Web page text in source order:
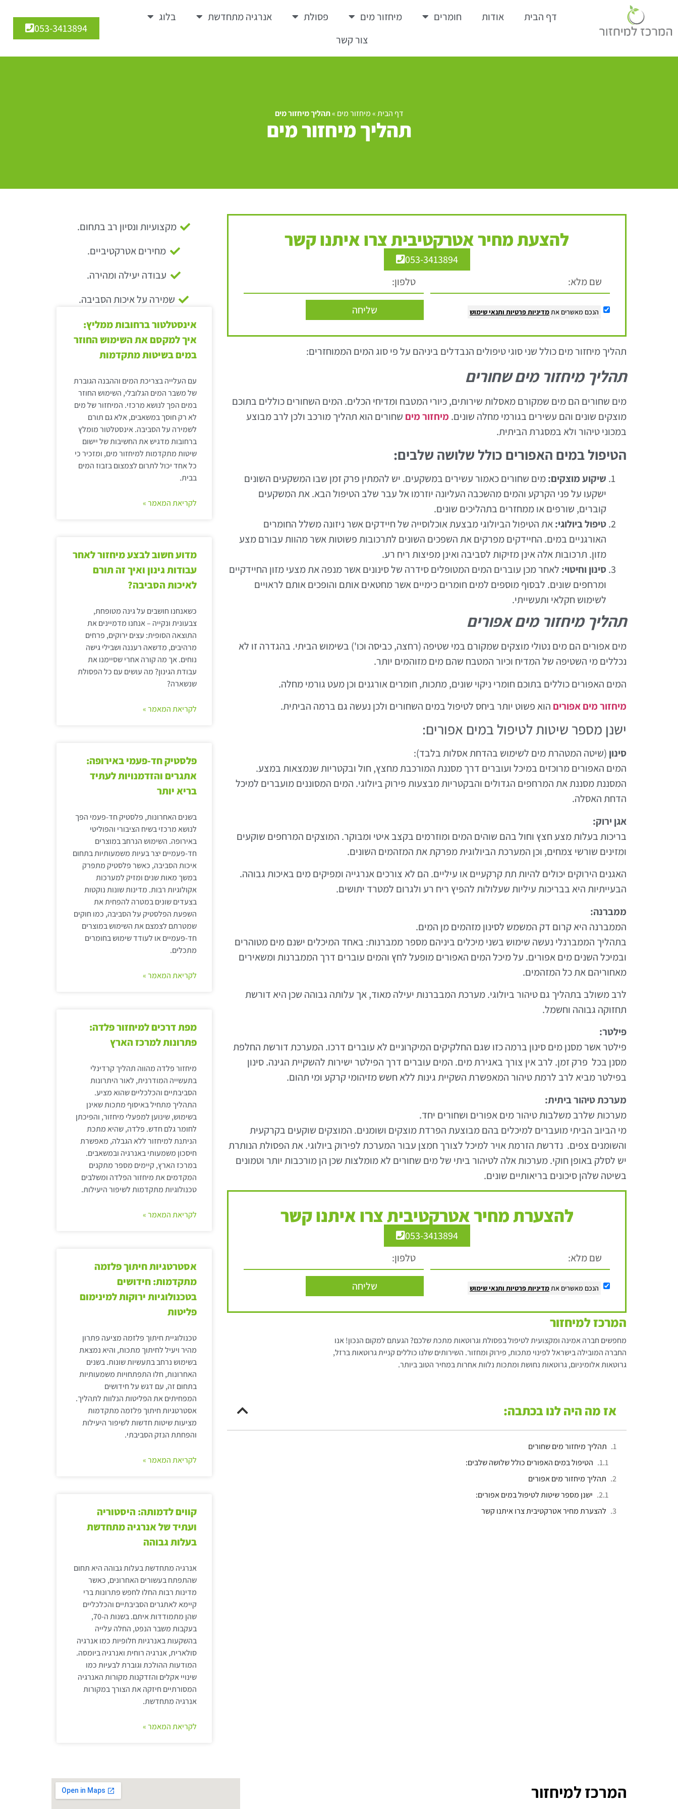
דף הבית אודות חומרים מיחזור מים פסולת אנרגיה מתחדשת
בלוג
צור קשר
053-3413894
דף הבית»מיחזור מים »תהליך מיחזור מים
תהליך מיחזור מים
להצעת מחיר אטרקטיבית צרו איתנו קשר
053-3413894
הנכם מאשרים אתמדיניות פרטיות ותנאי שימוש שליחה
תהליך מיחזור מים כולל שני סוגי טיפולים הנבדלים ביניהם על פי סוג המים הממוחזרים:
תהליך מיחזור מים שחורים
מים שחורים הם מים שמקורם מאסלות שירותים, כיורי המטבח ומדיחי הכלים. המים השחורים כוללים בתוכם
מוצקים שונים והם עשירים בגורמי מחלה שונים. מיחזור מים שחורים הוא תהליך מורכב ולכן לרב מבוצע
במכוני טיהור ולא במסגרת הביתית.
הטיפול במים האפורים כולל שלושה שלבים:
שיקוע מוצקים:מים שחורים כאמור עשירים במשקעים. יש להמתין פרק זמן שבו המשקעים השונים
ישקעו על פני הקרקע והמים מהשכבה העליונה יוזרמו אל עבר שלב הטיפול הבא. את המשקעים
קוברים, שורפים או ממחזרים בתהליכים שונים.
טיפול ביולוגי:את הטיפול הביולוגי מבצעת אוכלוסייה של חיידקים אשר ניזונה משלל החומרים
האורגניים במים. החיידקים מפרקים את השפכים השונים לתרכובות פשוטות אשר מהוות עבורם מצע
מזון. תרכובות אלה אינן מזיקות לסביבה ואינן מפיצות ריח רע.
סינון וחיטוי: לאחר מכן עוברים המים המטופלים סידרה של סינונים אשר מנפה את מצעי מזון החיידקיים
ומרחפים שונים. לבסוף מוספים למים חומרים כימיים אשר מחטאים אותם והופכים אותם לראויים
לשימוש חקלאי ותעשייתי.
תהליך מיחזור מים אפורים
מים אפורים הם מים נטולי מוצקים שמקורם במי שטיפה (רחצה, כביסה וכו') בשימוש הביתי. בהגדרה זו לא
נכללים מי השטיפה של המדיח וכיור המטבח שהם מים מזוהמים יותר.
המים האפורים כוללים בתוכם חומרי ניקוי שונים, מתכות, חומרים אורגנים וכן מעט גורמי מחלה.
מיחזור מים אפורים הוא פשוט יותר ביחס לטיפול במים השחורים ולכן נעשה גם ברמה הביתית.
ישנן מספר שיטות לטיפול במים אפורים:
סינון (שיטה המטהרת מים לשימוש בהדחת אסלות בלבד):
המים האפורים מרוכזים במיכל ועוברים דרך מסננת המורכבת מחצץ, חול ובקטריות שנמצאות במצע.
המסננת מסננת את המרחפים הגדולים והבקטריות מבצעות פירוק ביולוגי. המים המסוננים מועברים למיכל
הדחת האסלה.
אגן ירוק:
בריכות בעלות מצע חצץ וחול בהם שוהים המים ומוזרמים בקצב איטי ומבוקר. המוצקים המרחפים שוקעים
ומזינים שורשי צמחים, וכן המערכת הביולוגית מפרקת את המזהמים השונים.
האגנים הירוקים יכולים להיות תת קרקעיים או עיליים. הם לא צורכים אנרגייה ומפיקים מים באיכות גבוהה.
הבעייתיות היא בבריכות עיליות שעלולות להפיץ ריח רע ולגרום למטרד יתושים.
ממברנה:
הממברנה היא קרום דק המשמש לסינון מזהמים מן המים.
בתהליך הממברנלי נעשה שימוש בשני מיכלים ביניהם מספר ממברנות: באחד המיכלים ישנם מים מטוהרים
ובמיכל השנים מים אפורים. על מיכל המים האפורים מופעל לחץ והמים עוברים דרך הממברנות ומשאירים
מאחוריהם את כל המזהמים.
לרב משולב בתהליך גם טיהור ביולוגי. מערכת המבברנות יעילה מאוד, אך עלותה גבוהה שכן היא דורשת
תחזוקה גבוהה וחשמל.
פילטר:
פילטר אשר מסנן מים סינון ברמה כזו שגם החלקיקים המיקרוניים לא עוברים דרכו. המערכת דורשת החלפת
מסנן בכל פרק זמן. לרב אין צורך באגירת מים. המים עוברים דרך הפילטר ישירות להשקיית הגינה. סינון
בפילטר מביא לרב לרמת טיהור המאפשרת השקיית גינות ללא חשש מזיהומי קרקע ומי תהום.
מערכת טיהור ביתית:
מערכות שלרב משלבות טיהור מים אפורים ושחורים יחד.
מי הביוב הביתי מועברים למיכלים בהם מבוצעת הפרדת מוצקים ושומנים. המוצקים שוקעים בקרקעית
והשומנים צפים. נדרשת הזרמת אויר למיכל לצורך חמצן עבור המערכת לפירוק ביולוגי. את הפסולת הנותרת
יש לסלק באופן חוקי. מערכות אלה לטיהור ביתי של מים שחורים לא מומלצות שכן הן מורכבות יותר וטמונים
בשיטה שלהן סיכונים בריאותיים שונים.
להצערת מחיר אטרקטיבית צרו איתנו קשר
053-3413894
הנכם מאשרים אתמדיניות פרטיות ותנאי שימוש שליחה
המרכז למיחזור
מחפשים חברה אמינה ומקצועית לטיפול בפסולת וגרוטאות מתכת שלכם? הגעתם למקום הנכון! אנו
החברה המובילה בישראל לפינוי מתכות, פירוק ומחזור. השירותים שלנו כוללים קניית גרוטאות ברזל,
גרוטאות אלומיניום, גרוטאות נחושת ומתכות נלוות אחרות במחיר הטוב ביותר.
אז מה היה לנו בכתבה:
תהליך מיחזור מים שחורים
הטיפול במים האפורים כולל שלושה שלבים:
תהליך מיחזור מים אפורים
ישנן מספר שיטות לטיפול במים אפורים:
להצערת מחיר אטרקטיבית צרו איתנו קשר
מקצועיות ונסיון רב בתחום.
מחירים אטרקטיביים.
עבודה יעילה ומהירה.
שמירה על איכות הסביבה.
אינסטלטור ברחובות ממליץ:
איך למקסם את השימוש החוזר
במים בשיטות מתקדמות
עם העלייה בצריכת המים וההבנה הגוברת
של משבר המים הגלובלי, השימוש החוזר
במים הפך לנושא מרכזי. המיחזור של מים
לא רק חוסך במשאבים, אלא גם תורם
לשמירה על הסביבה. אינסטלטור מומלץ
ברחובות מדגיש את החשיבות של יישום
שיטות מתקדמות למיחזור מים, ומזכיר כי
כל אחד יכול לתרום לצמצום בזבוז המים
בבית.
לקריאת המאמר »
מדוע חשוב לבצע מיחזור לאחר
עבודות גינון ואיך זה תורם
לאיכות הסביבה?
כשאנחנו חושבים על גינה מטופחת,
צבעונית ונקייה – אנחנו מדמיינים את
התוצאה הסופית: עצים ירוקים, פרחים
מרהיבים, מדשאה רעננה ושבילי גישה
נוחים. אך מה קורה אחרי שסיימנו את
עבודת הגינון? מה עושים עם כל הפסולת
שנשארה?
לקריאת המאמר »
פלסטיק חד-פעמי באירופה:
אתגרים והזדמנויות לעתיד
בריא יותר
בשנים האחרונות, פלסטיק חד-פעמי הפך
לנושא מרכזי בשיח הציבורי והפוליטי
באירופה. השימוש הנרחב במוצרים
חד-פעמיים יצר בעיות משמעותיות בתחום
איכות הסביבה, כאשר פלסטיק מתפרק
במשך מאות שנים ומזיק למערכות
אקולוגיות רבות. מדינות שונות נוקטות
בצעדים שונים במטרה להפחית את
השפעת הפלסטיק על הסביבה, כמו חוקים
שמטרתם לצמצם את השימוש במוצרים
חד-פעמיים או לעודד שימוש בחומרים
מתכלים.
לקריאת המאמר »
מפת דרכים למיחזור פלדה:
פתרונות למרכז הארץ
מיחזור פלדה מהווה תהליך קרדינלי
בתעשייה המודרנית, לאור היתרונות
הסביבתיים והכלכליים שהוא מציע.
התהליך מתחיל באיסוף מתכות שאינן
בשימוש, שינוען למפעלי מיחזור, והפיכתן
לחומר גלם חדש. פלדה, שהיא מתכת
הניתנת למיחזור ללא הגבלה, מאפשרת
חיסכון משמעותי באנרגיה ובמשאבים.
במרכז הארץ, קיימים מספר מתקנים
המקדמים את מיחזור הפלדה ומשלבים
טכנולוגיות מתקדמות לשיפור היעילות.
לקריאת המאמר »
אסטרטגיות חיתוך פלזמה
מתקדמות: חידושים
בטכנולוגיות ירוקות למינימום
פליטות
טכנולוגיית חיתוך פלזמה מציעה פתרון
מהיר ויעיל לחיתוך מתכות, והיא נמצאת
בשימוש נרחב בתעשיות שונות. בשנים
האחרונות, חלו התפתחויות משמעותיות
בתחום זה, עם דגש על חידושים
המפחיתים את הפליטות הנלוות לתהליך.
אסטרטגיות חיתוך פלזמה מתקדמות
מציעות שיטות חדשות לשיפור היעילות
והפחתת הנזק הסביבתי.
לקריאת המאמר »
קווים לדמותה: היסטוריה
ועתיד של אנרגיה מתחדשת
בעלות גבוהה
אנרגיה מתחדשת בעלות גבוהה היא תחום
שהתפתח בעשורים האחרונים, כאשר
מדינות רבות החלו לחפש פתרונות ברי
קיימא לאתגרים הסביבתיים והכלכליים
שהן מתמודדות איתם. בשנות ה-70,
בעקבות משבר הנפט, החלה עלייה
בהשקעות באנרגיות חלופיות כמו אנרגיה
סולארית, אנרגיה רוחית ואנרגיה ביומסה.
המודעות ההולכת וגוברת לבעיות כמו
שינויי אקלים והזדקנות מקורות האנרגיה
המסורתיים חיזקה את הצורך במקורות
אנרגיה מתחדשת.
לקריאת המאמר »
המרכז למיחזור